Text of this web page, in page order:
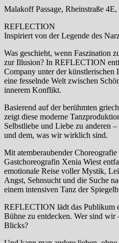
Malakoff Passage, Rheinstraße
REFLECTION
Inspiriert von der Legende des
Was geschieht, wenn Faszination
zur Illusion? In REFLECTION
Company unter der künstlerischen
eine fesselnde Welt zwischen
innerem Konflikt.
Basierend auf der berühmten
zeigt diese moderne
Selbstliebe und Liebe zu anderen
und dem, was wir wirklich sind.
Mit atemberaubender
Gastchoreografin Xenia Wiest
emotionale Reise voller Mystik,
Angst, Sehnsucht und die Suche
einem intensiven Tanz der
REFLECTION lädt das Publikum
Bühne zu entdecken. Wer sind wir
Blicks?